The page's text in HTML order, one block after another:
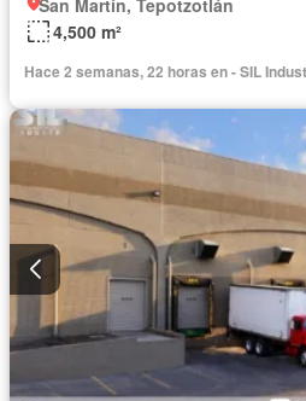
San Martín, Tepotzotlán
4,500 m²
Hace 2 semanas, 22 horas en - SIL